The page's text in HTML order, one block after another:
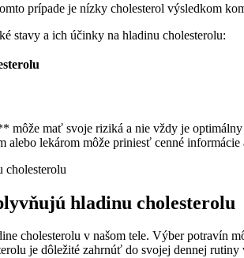
prípade‍ je nízky cholesterol ‌výsledkom
stavy a ich ​účinky na hladinu cholesterolu:
môže mať ⁣svoje‌ riziká a nie vždy je
alebo lekárom‌ môže priniesť⁢ cenné informácie
hladinu ⁢cholesterolu
cholesterolu v našom tele.‍ Výber
je dôležité‌ zahrnúť ⁤do svojej ⁤dennej⁤ rutiny